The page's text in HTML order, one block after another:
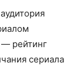
— рейтинг
сериала